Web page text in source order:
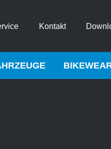
Kontakt